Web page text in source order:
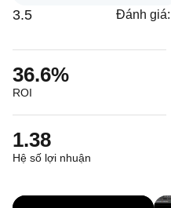
3.5 Đánh
36.6%
ROI
1.38
Hệ số lợi nhuận